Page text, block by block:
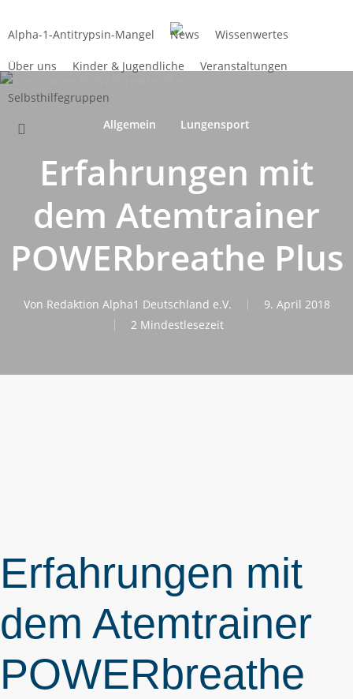
Hauptinhalt
Alpha-1-Antitrypsin-Mangel News Wissenwertes
Über uns Kinder & Jugendliche Veranstaltungen
Selbsthilfegruppen
Allgemein Lungensport
Erfahrungen mit
dem Atemtrainer
POWERbreathe Plus
Von Redaktion Alpha1 Deutschland e.V.
9. April 2018
2 Mindestlesezeit
Erfahrungen mit
dem Atemtrainer
POWERbreathe